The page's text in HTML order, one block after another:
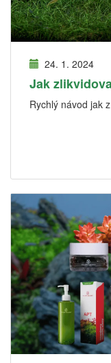
24. 1. 2024
Jak
Rychlý návod jak